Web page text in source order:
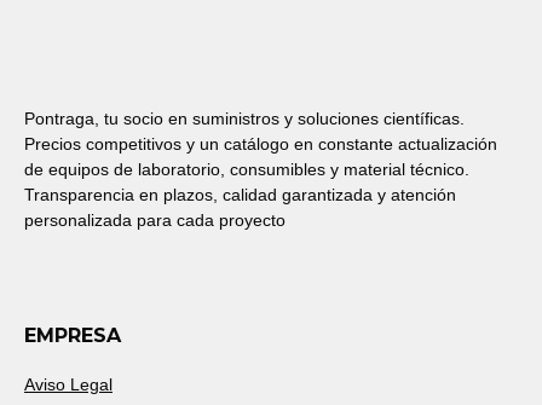
Pontraga, tu socio en suministros y soluciones científicas.
Precios competitivos y un catálogo en constante actualización
de equipos de laboratorio, consumibles y material técnico.
Transparencia en plazos, calidad garantizada y atención
personalizada para cada proyecto
EMPRESA
Aviso Legal